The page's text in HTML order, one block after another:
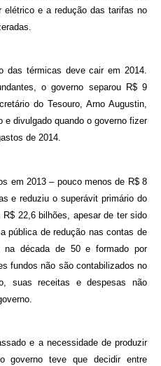
e a redução das tarifas no
das térmicas deve cair em 2014.
o governo separou R$ 9
do Tesouro, Arno Augustin,
divulgado quando o governo fizer
de 2014.
em 2013 – pouco menos de R$ 8
e reduziu o superávit primário do
22,6 bilhões, apesar de ter sido
pública de redução nas contas de
na década de 50 e formado por
fundos não são contabilizados no
suas receitas e despesas não
e a necessidade de produzir
governo teve que decidir entre